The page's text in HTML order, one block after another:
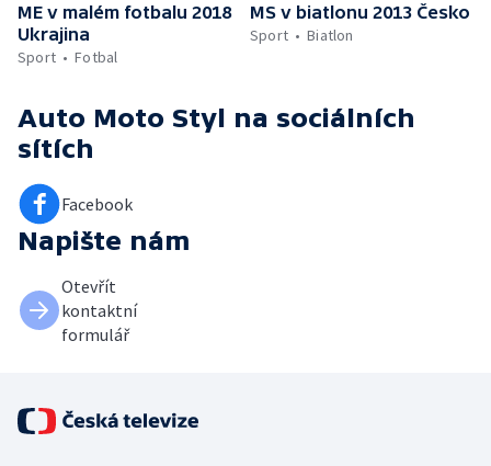
ME v malém fotbalu 2018
Ukrajina
Sport
Fotbal
MS v biatlonu 2013 Česko
Sport
Biatlon
Auto Moto Styl na sociálních
sítích
Facebook
Napište nám
Otevřít
kontaktní
formulář